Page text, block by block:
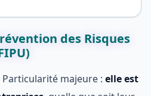
des Risques
Particularité majeure : elle est